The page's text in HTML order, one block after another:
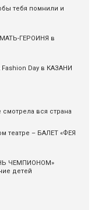
тебя помнили и
ГЕРОИНЯ в
Day в КАЗАНИ
вся страна
театре – БАЛЕТ «ФЕЯ
ЧЕМПИОНОМ»
детей